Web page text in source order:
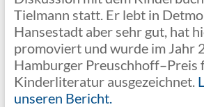
Tielmann statt. Er lebt in
Hansestadt aber sehr gut, hat
promoviert und wurde im Jahr
Hamburger Preuschhoff–Preis
Kinderliteratur ausgezeichnet.
unseren Bericht.